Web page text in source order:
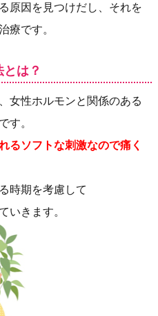
原因を見つけだし、それを
療です。
は？
女性ホルモンと関係のある
す。
るソフトな刺激なので痛く
時期を考慮して
いきます。